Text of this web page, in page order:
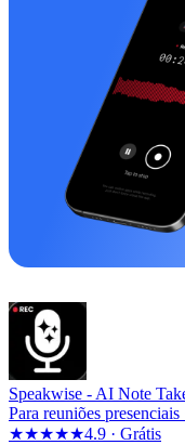
Speakwise - AI Note
Para reuniões presenciais
★★★★★4.9 · Grátis